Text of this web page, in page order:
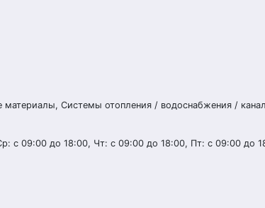
Системы отопления / водоснабжения /
с 09:00 до 18:00, Чт: с 09:00 до 18:00, Пт: с 09:00 до